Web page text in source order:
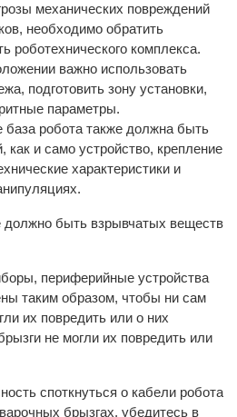
механических повреждений
необходимо обратить
роботехнического комплекса.
важно использовать
подготовить зону установки,
параметры.
робота также должна быть
как и само устройство, крепление
характеристики и
должно быть взрывчатых веществ
периферийные устройства
таким образом, чтобы ни сам
их повредить или о них
не могли их повредить или
споткнуться о кабели робота
брызгах, убедитесь в